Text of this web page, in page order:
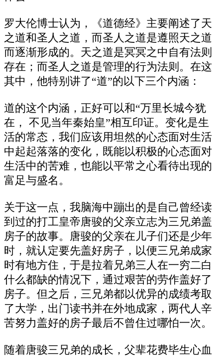
罗大伦博士认为，《道德经》主要阐述了天
之道和圣人之道，而圣人之道是遵照天之道
而逐渐形成的。天之道是冥冥之中自有法则
存在；而圣人之道是管理的行为法则。在这
其中，他特别讲了“道”的以下三个内涵：
道的这个内涵，正好可以和“万里长城今犹
在， 不见当年秦始皇”相互印证。变化是生
活的常态，我们应该用坦然的心态面对生活
中起起落落的变化，既能以积极的心态面对
生活中的苦难，也能以平常之心看待出现的
富足与盛名。
关于这一点，我脑海中蹦出的是自己曾经读
到过的打工皇帝唐骏的父亲立志为三兄弟盖
房子的故事。唐骏的父亲在儿子们还是少年
时，就认定要先盖好房子，以便三兄弟成家
时有地方住，于是拉着兄弟三人在一穷二白
什么都缺的情况下，通过艰苦的劳作盖好了
房子。但之后，三兄弟都以优异的成绩考取
了大学，出门读书并在外地成家，两代人辛
苦努力盖好的房子最后不曾住过哪怕一次。
随着唐骏三兄弟的成长，父辈花费毕生心血